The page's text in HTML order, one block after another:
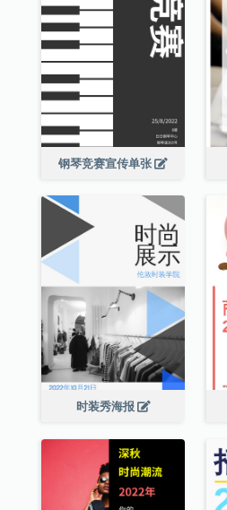
钢琴竞赛宣传单张
时装秀海报